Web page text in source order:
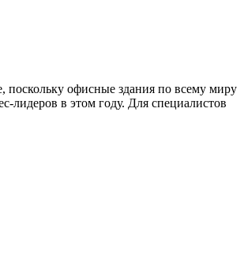
поскольку офисные здания по всему миру
лидеров в этом году. Для специалистов